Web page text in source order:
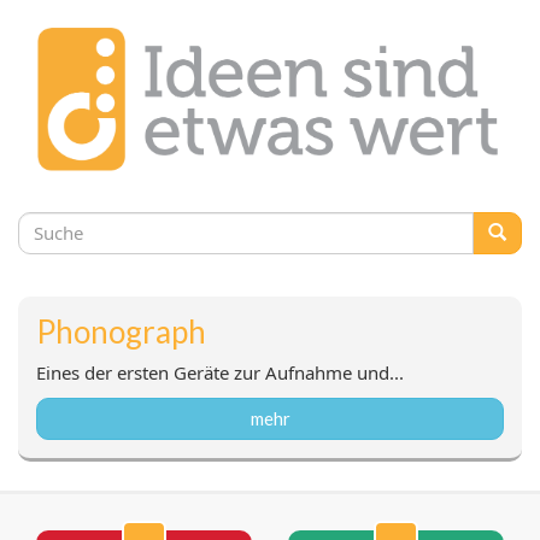
Suchformular
Phonograph
Eines der ersten Geräte zur Aufnahme und...
mehr